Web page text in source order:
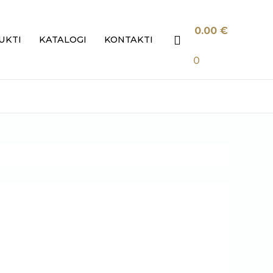
KATALOGI KONTAKTI Search
0.00 €
0